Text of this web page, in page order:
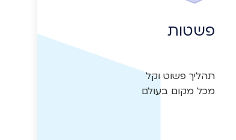
פשטות
מכל מקום בעולם